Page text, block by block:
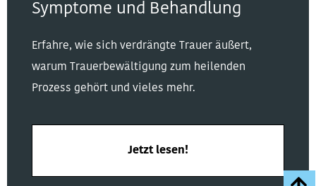
Symptome und Behandlung
Erfahre, wie sich verdrängte Trauer äußert,
warum Trauerbewältigung zum heilenden
Prozess gehört und vieles mehr.
Jetzt lesen!